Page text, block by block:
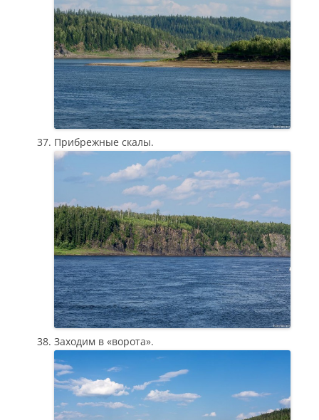
Прибрежные скалы.
Заходим в «ворота».